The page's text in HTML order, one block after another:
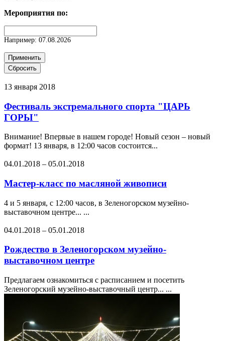
Мероприятия по:
Например: 07.08.2026
13 января 2018
Фестиваль экстремального спорта "ЦАРЬ
ГОРЫ"
Внимание! Впервые в нашем городе! Новый сезон – новый
формат! 13 января, в 12:00 часов состоится...
04.01.2018 – 05.01.2018
Мастер-класс по масляной живописи
4 и 5 января, с 12:00 часов, в Зеленогорском музейно-
выставочном центре... ...
04.01.2018 – 05.01.2018
Рождество в Зеленогорском музейно-
выставочном центре
Предлагаем ознакомиться с расписанием и посетить
Зеленогорский музейно-выставочный центр... ...